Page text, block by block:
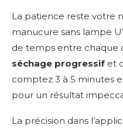
La patience reste votre
manucure sans lampe
de temps entre
séchage progressif et
comptez 3 à 5 minutes
pour un résultat
La précision dans